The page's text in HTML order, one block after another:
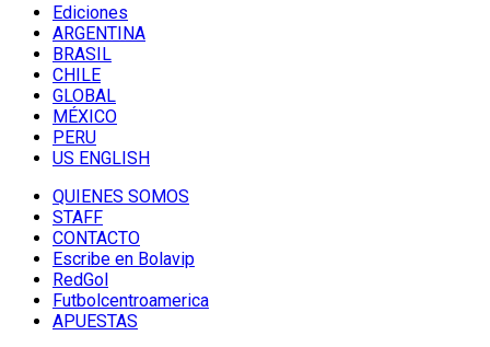
Ediciones
ARGENTINA
BRASIL
CHILE
GLOBAL
MÉXICO
PERU
US ENGLISH
QUIENES SOMOS
STAFF
CONTACTO
Escribe en Bolavip
RedGol
Futbolcentroamerica
APUESTAS